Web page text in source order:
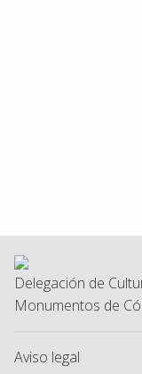
Delegación de
Monumentos de
Aviso legal